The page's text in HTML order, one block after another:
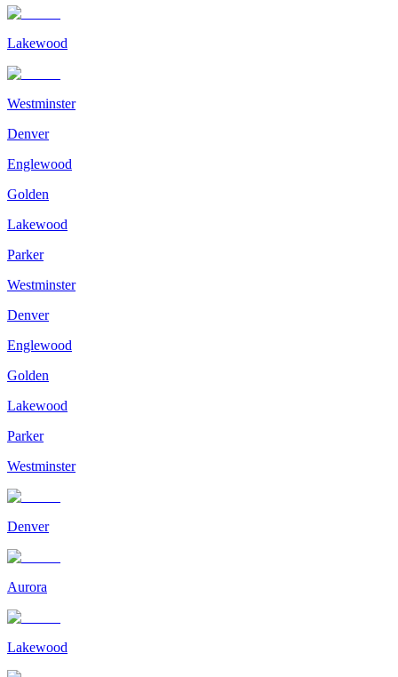
Lakewood
Westminster
Denver
Englewood
Golden
Lakewood
Parker
Westminster
Denver
Englewood
Golden
Lakewood
Parker
Westminster
Denver
Aurora
Lakewood